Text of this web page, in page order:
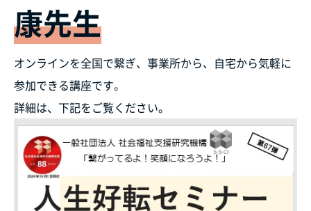
康先生
オンラインを全国で繋ぎ、事業所から、自宅から気軽に
参加できる講座です。
詳細は、下記をご覧ください。